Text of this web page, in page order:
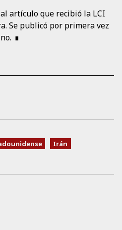
artículo que recibió la LCI
Se publicó por primera vez
Irán